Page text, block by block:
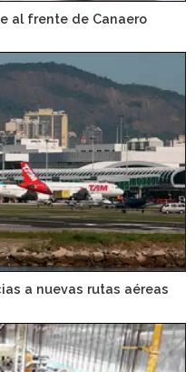
al frente de Canaero
a nuevas rutas aéreas